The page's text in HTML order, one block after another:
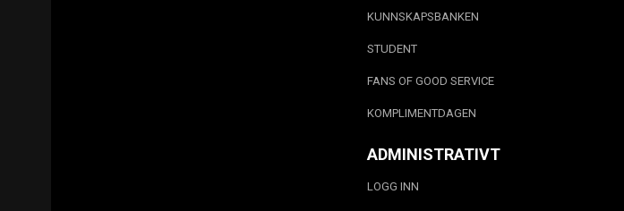
KUNNSKAPSBANKEN
STUDENT
FANS OF GOOD SERVICE
KOMPLIMENTDAGEN
ADMINISTRATIVT
LOGG INN